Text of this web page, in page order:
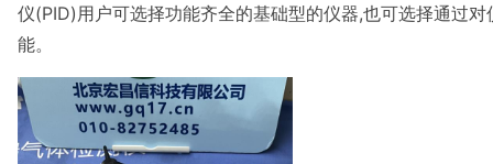
仪(PID)用户可选择功能齐全的基础型的仪器,也可选择通过
能。